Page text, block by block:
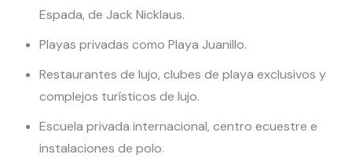
Espada, de Jack Nicklaus.
Playas privadas como Playa Juanillo.
Restaurantes de lujo, clubes de playa exclusivos y
complejos turísticos de lujo.
Escuela privada internacional, centro ecuestre e
instalaciones de polo.